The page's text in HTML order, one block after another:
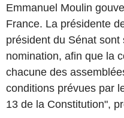
Emmanuel Moulin
France. La présidente
président du Sénat
nomination, afin que la
chacune des
conditions prévues par
13 de la Constitution",